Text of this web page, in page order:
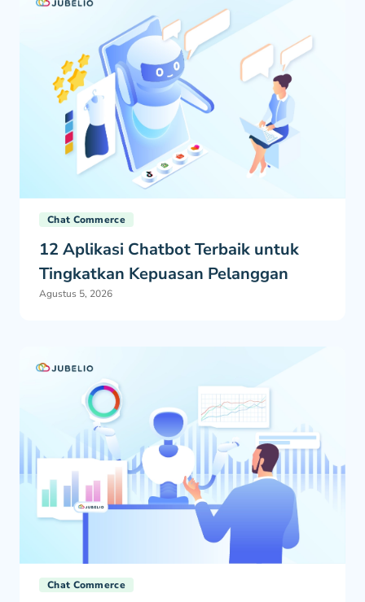
Chat Commerce
12 Aplikasi Chatbot Terbaik untuk
Tingkatkan Kepuasan Pelanggan
Agustus 5, 2026
Chat Commerce